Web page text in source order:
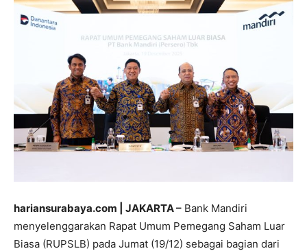
hariansurabaya.com | JAKARTA – Bank Mandiri
menyelenggarakan Rapat Umum Pemegang Saham Luar
Biasa (RUPSLB) pada Jumat (19/12) sebagai bagian dari